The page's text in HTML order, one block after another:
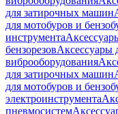
для затирочных машин
для мотобуров и
инструмента
бензорезовАксессуары
виброоборудования
для затирочных машин
для мотобуров и
электроинструмента
пневмосистем